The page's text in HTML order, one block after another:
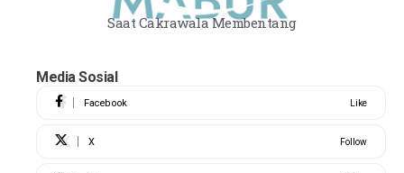
Saat Cakrawala Membentang
Media Sosial
Facebook Like
X Follow